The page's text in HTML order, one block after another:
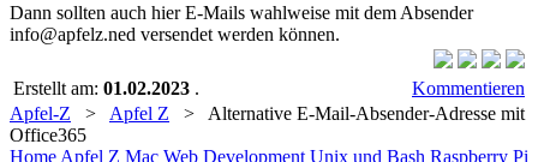
Dann sollten auch hier E-Mails wahlweise mit dem Absender
info@apfelz.ned versendet werden können.
Erstellt am: 01.02.2023 .
Kommentieren
Apfel-Z > Apfel Z > Alternative E-Mail-Absender-Adresse mit
Office365
Home Apfel Z Mac Web Development Unix und Bash Raspberry Pi